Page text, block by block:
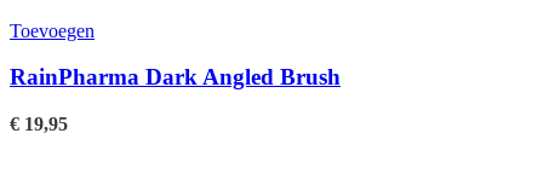
Toevoegen
RainPharma Dark Angled Brush
€ 19,95